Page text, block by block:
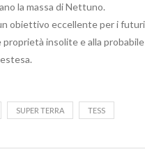
la massa di Nettuno.
obiettivo eccellente per i
proprietà insolite e alla
SUPER TERRA TESS